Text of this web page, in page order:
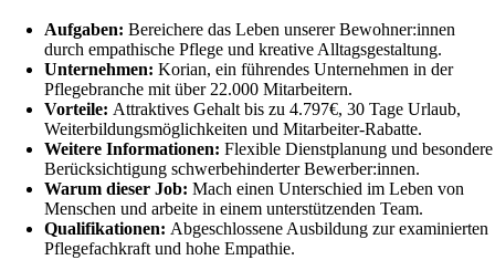
Aufgaben: Bereichere das Leben unserer Bewohner:innen
durch empathische Pflege und kreative Alltagsgestaltung.
Unternehmen: Korian, ein führendes Unternehmen in der
Pflegebranche mit über 22.000 Mitarbeitern.
Vorteile: Attraktives Gehalt bis zu 4.797€, 30 Tage Urlaub,
Weiterbildungsmöglichkeiten und Mitarbeiter-Rabatte.
Weitere Informationen: Flexible Dienstplanung und besondere
Berücksichtigung schwerbehinderter Bewerber:innen.
Warum dieser Job: Mach einen Unterschied im Leben von
Menschen und arbeite in einem unterstützenden Team.
Qualifikationen: Abgeschlossene Ausbildung zur examinierten
Pflegefachkraft und hohe Empathie.